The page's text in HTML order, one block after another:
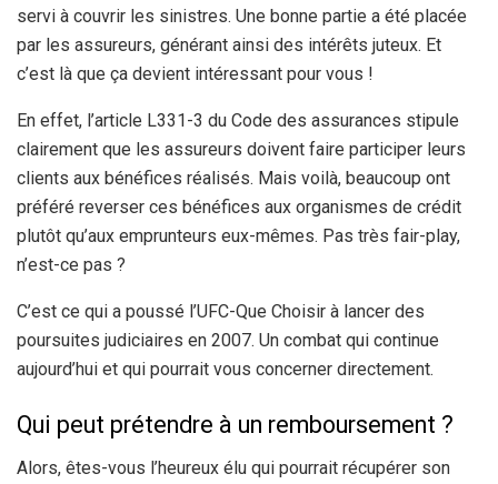
servi à couvrir les sinistres. Une bonne partie a été placée
par les assureurs, générant ainsi des intérêts juteux. Et
c’est là que ça devient intéressant pour vous !
En effet, l’article L331-3 du Code des assurances stipule
clairement que les assureurs doivent faire participer leurs
clients aux bénéfices réalisés. Mais voilà, beaucoup ont
préféré reverser ces bénéfices aux organismes de crédit
plutôt qu’aux emprunteurs eux-mêmes. Pas très fair-play,
n’est-ce pas ?
C’est ce qui a poussé l’UFC-Que Choisir à lancer des
poursuites judiciaires en 2007. Un combat qui continue
aujourd’hui et qui pourrait vous concerner directement.
Qui peut prétendre à un remboursement ?
Alors, êtes-vous l’heureux élu qui pourrait récupérer son